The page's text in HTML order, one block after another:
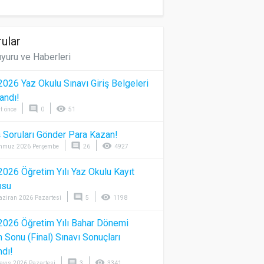
ve Haberleri
Yaz Okulu Sınavı Giriş Belgeleri
önce comment 0 visibility 51
Soruları Gönder Para Kazan!
2026 Perşembe comment 26 visibility 4927
Öğretim Yılı Yaz Okulu Kayıt
2026 Pazartesi comment 5 visibility 1198
Öğretim Yılı Bahar Dönemi
Sonu (Final) Sınavı Sonuçları